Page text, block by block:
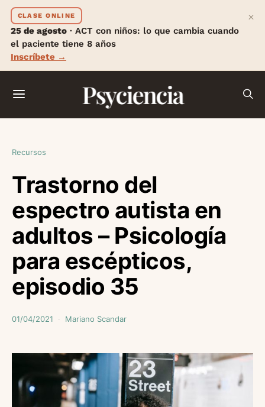
CLASE ONLINE
25 de agosto · ACT con niños: lo que cambia cuando
el paciente tiene 8 años
Inscríbete →
×
Psyciencia
Recursos
Trastorno del
espectro autista en
adultos – Psicología
para escépticos,
episodio 35
01/04/2021 Mariano Scandar